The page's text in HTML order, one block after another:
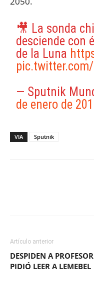
🎥 La sonda
desciende con
de la Luna
— Sputnik
de enero de
VIA Sputnik
Artículo anterior
DESPIDEN A
PIDIÓ LEER A LEMEBEL